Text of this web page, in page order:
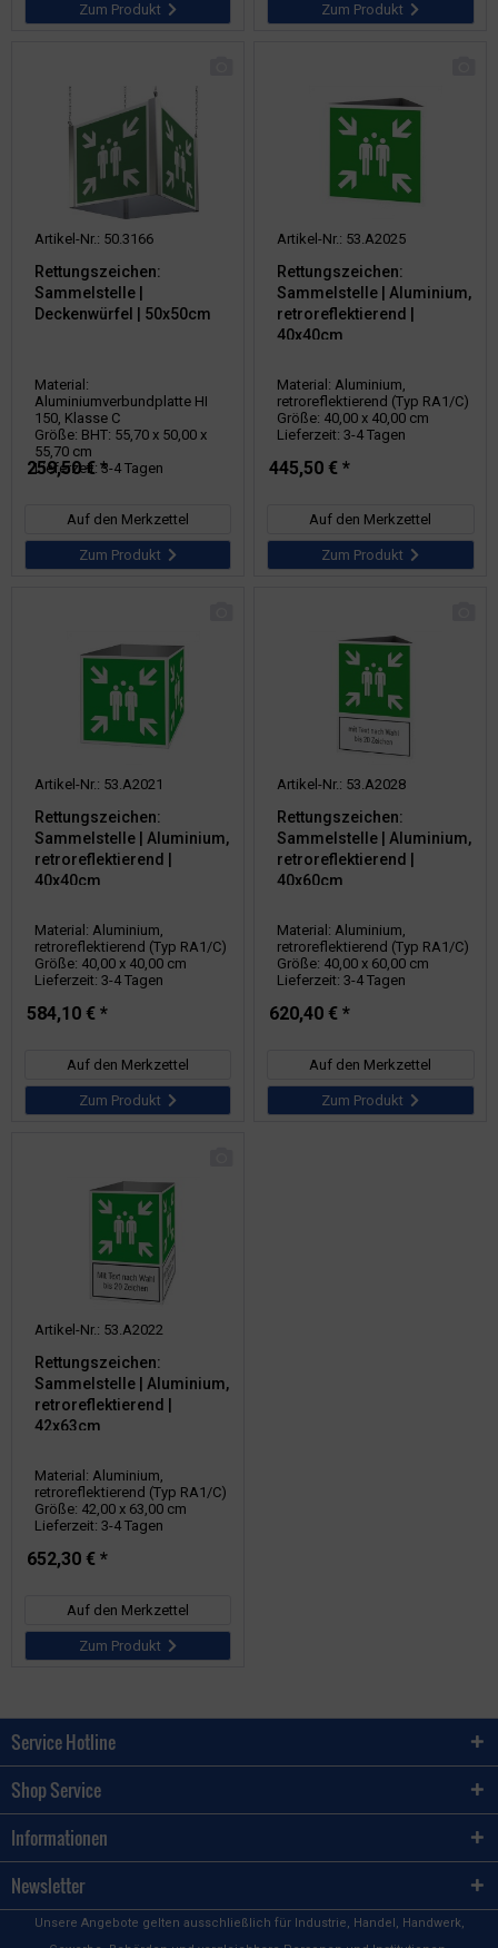
Zum Produkt Zum Produkt
Artikel-Nr.: 50.3166
Rettungszeichen:
Sammelstelle |
Deckenwürfel | 50x50cm
Material:
Aluminiumverbundplatte HI
150, Klasse C
Größe: BHT: 55,70 x 50,00 x
55,70 cm
Lieferzeit: 3-4 Tagen
259,50 € *
Auf den Merkzettel
Zum Produkt
Artikel-Nr.: 53.A2025
Rettungszeichen:
Sammelstelle | Aluminium,
retroreflektierend |
40x40cm
Material: Aluminium,
retroreflektierend (Typ RA1/C)
Größe: 40,00 x 40,00 cm
Lieferzeit: 3-4 Tagen
445,50 € *
Auf den Merkzettel
Zum Produkt
Artikel-Nr.: 53.A2021
Rettungszeichen:
Sammelstelle | Aluminium,
retroreflektierend |
40x40cm
Material: Aluminium,
retroreflektierend (Typ RA1/C)
Größe: 40,00 x 40,00 cm
Lieferzeit: 3-4 Tagen
584,10 € *
Auf den Merkzettel
Zum Produkt
Artikel-Nr.: 53.A2028
Rettungszeichen:
Sammelstelle | Aluminium,
retroreflektierend |
40x60cm
Material: Aluminium,
retroreflektierend (Typ RA1/C)
Größe: 40,00 x 60,00 cm
Lieferzeit: 3-4 Tagen
620,40 € *
Auf den Merkzettel
Zum Produkt
Artikel-Nr.: 53.A2022
Rettungszeichen:
Sammelstelle | Aluminium,
retroreflektierend |
42x63cm
Material: Aluminium,
retroreflektierend (Typ RA1/C)
Größe: 42,00 x 63,00 cm
Lieferzeit: 3-4 Tagen
652,30 € *
Auf den Merkzettel
Zum Produkt
Service Hotline
Shop Service
Informationen
Newsletter
Unsere Angebote gelten ausschließlich für Industrie, Handel, Handwerk,